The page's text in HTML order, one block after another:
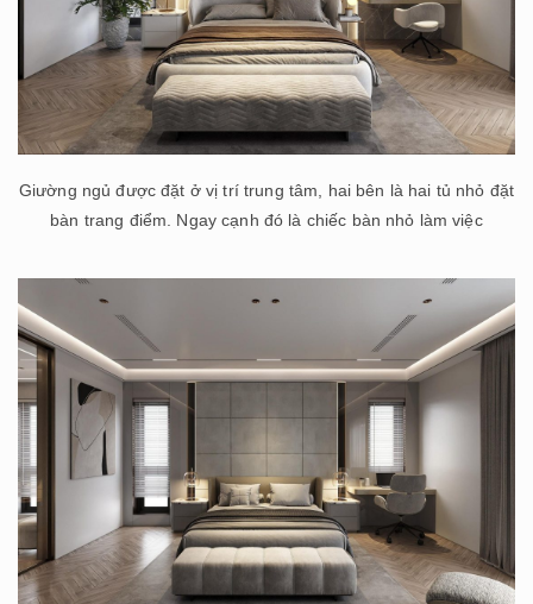
Giường ngủ được đặt ở vị trí trung tâm, hai bên là hai tủ nhỏ đặt
bàn trang điểm. Ngay cạnh đó là chiếc bàn nhỏ làm việc